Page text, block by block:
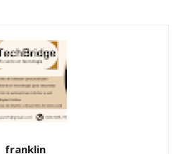
franklin